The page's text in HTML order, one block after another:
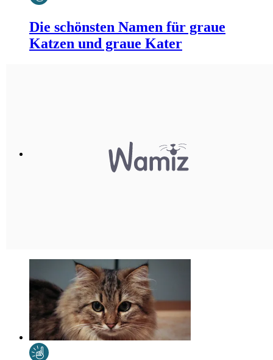
Die schönsten Namen für graue
Katzen und graue Kater